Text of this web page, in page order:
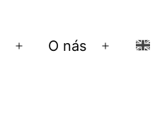
Otvoriť
O nás
Otvoriť